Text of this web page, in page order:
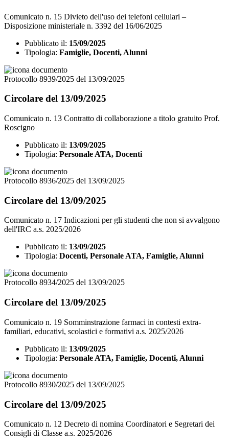
Comunicato n. 15 Divieto dell'uso dei telefoni cellulari –
Disposizione ministeriale n. 3392 del 16/06/2025
Pubblicato il: 15/09/2025
Tipologia: Famiglie, Docenti, Alunni
Protocollo 8939/2025 del 13/09/2025
Circolare del 13/09/2025
Comunicato n. 13 Contratto di collaborazione a titolo gratuito Prof.
Roscigno
Pubblicato il: 13/09/2025
Tipologia: Personale ATA, Docenti
Protocollo 8936/2025 del 13/09/2025
Circolare del 13/09/2025
Comunicato n. 17 Indicazioni per gli studenti che non si avvalgono
dell'IRC a.s. 2025/2026
Pubblicato il: 13/09/2025
Tipologia: Docenti, Personale ATA, Famiglie, Alunni
Protocollo 8934/2025 del 13/09/2025
Circolare del 13/09/2025
Comunicato n. 19 Somminstrazione farmaci in contesti extra-
familiari, educativi, scolastici e formativi a.s. 2025/2026
Pubblicato il: 13/09/2025
Tipologia: Personale ATA, Famiglie, Docenti, Alunni
Protocollo 8930/2025 del 13/09/2025
Circolare del 13/09/2025
Comunicato n. 12 Decreto di nomina Coordinatori e Segretari dei
Consigli di Classe a.s. 2025/2026